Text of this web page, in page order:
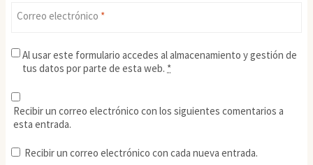
Correo electrónico *
Al usar este formulario accedes al almacenamiento y gestión de
tus datos por parte de esta web. *
Recibir un correo electrónico con los siguientes comentarios a
esta entrada.
Recibir un correo electrónico con cada nueva entrada.